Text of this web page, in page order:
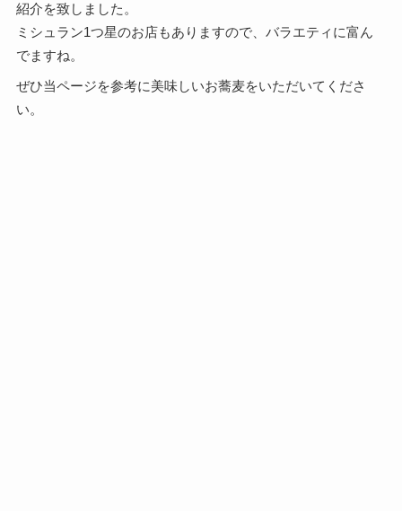
紹介を致しました。
ミシュラン1つ星のお店もありますので、バラエティに富ん
でますね。
ぜひ当ページを参考に美味しいお蕎麦をいただいてくださ
い。